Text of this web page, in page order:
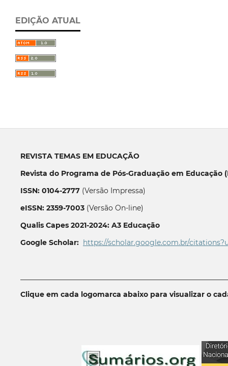
EDIÇÃO ATUAL
REVISTA TEMAS EM EDUCAÇÃO
Revista do Programa de Pós-Graduação em Educação
ISSN: 0104-2777(Versão Impressa)
eISSN: 2359-7003(Versão On-line)
Qualis Capes 2021-2024: A3 Educação
Google Scholar: https://scholar.google.com.br/
Clique em cada logomarca abaixo para visualizar o